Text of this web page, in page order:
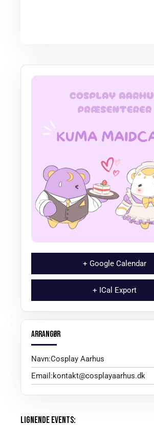
+ Google Calendar
+ ICal Export
ARRANGØR
Navn:Cosplay Aarhus
Email:kontakt@cosplayaarhus.dk
LIGNENDE EVENTS: